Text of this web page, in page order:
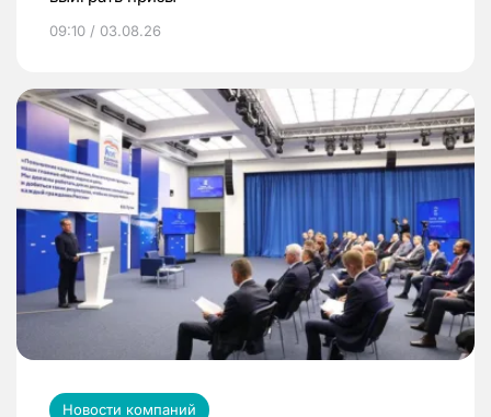
09:10 / 03.08.26
Новости компаний